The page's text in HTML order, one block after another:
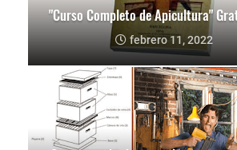
"Curso Completo de Apicultura"
febrero 11, 2022